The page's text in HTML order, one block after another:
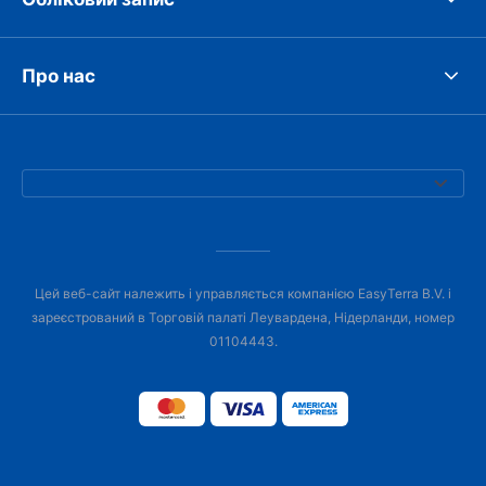
Про нас
Цей веб-сайт належить і управляється компанією EasyTerra B.V. і
зареєстрований в Торговій палаті Леувардена, Нідерланди, номер
01104443.